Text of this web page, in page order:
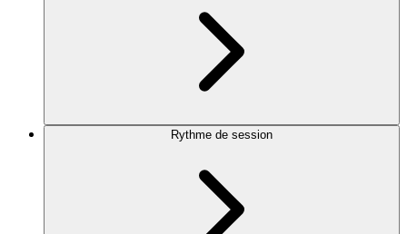
Rythme de session